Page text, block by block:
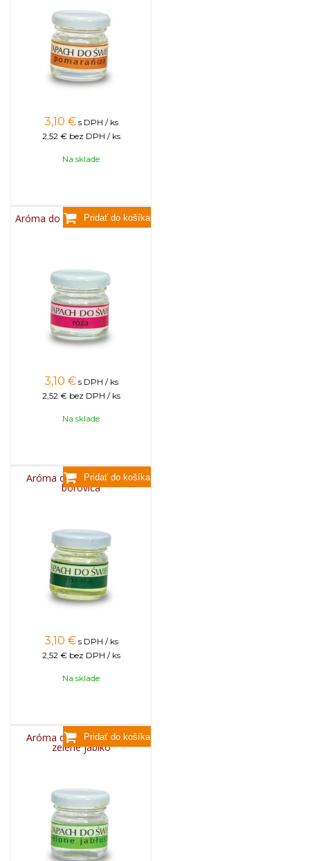
3,10 € s DPH / ks
2,52 € bez DPH / ks
Na sklade
Aróma do sviečok, 25g - ruža
3,10 € s DPH / ks
2,52 € bez DPH / ks
Na sklade
Aróma do sviečok, 25g -
borovica
3,10 € s DPH / ks
2,52 € bez DPH / ks
Na sklade
Aróma do sviečok, 25g -
zelené jablko